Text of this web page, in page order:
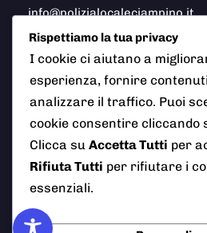
info@polizialocaleciampino.it
© 2026 Polizia Locale del Comune
i diritti
AI Info
Cookie Policy
Rispettiamo la tua privacy
I cookie ci aiutano a
esperienza, fornire
analizzare il traffico. Puoi
cookie consentire cliccando
Clicca su Accetta Tutti per
Rifiuta Tutti per rifiutare i
essenziali.